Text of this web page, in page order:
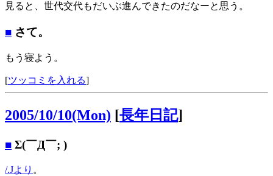
見ると、世代交代もだいぶ進んできたのだなーと思う。
■ さて。
もう寝よう。
[ツッコミを入れる]
2005/10/10(Mon) [長年日記]
■ Σ(￣Д￣; )
/.Jより 。